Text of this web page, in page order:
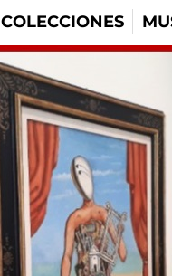
COLECCIONES